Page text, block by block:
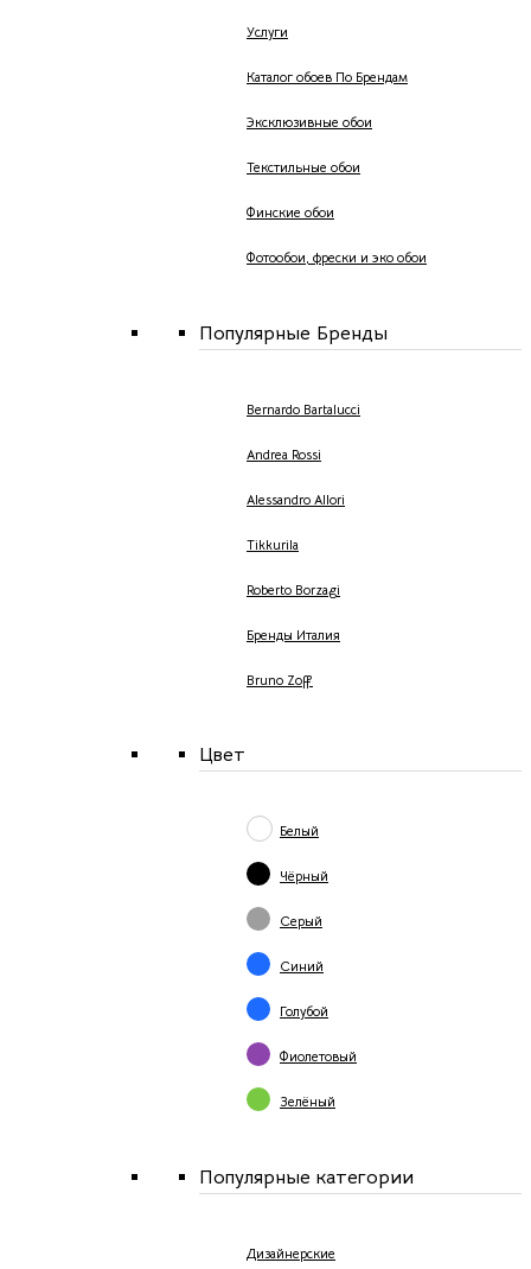
Услуги
Каталог обоев По Брендам
Эксклюзивные обои
Текстильные обои
Финские обои
Фотообои, фрески и эко обои
Популярные Бренды
Bernardo Bartalucci
Andrea Rossi
Alessandro Allori
Tikkurila
Roberto Borzagi
Бренды Италия
Bruno Zoff
Цвет
Белый
Чёрный
Серый
Синий
Голубой
Фиолетовый
Зелёный
Популярные категории
Дизайнерские